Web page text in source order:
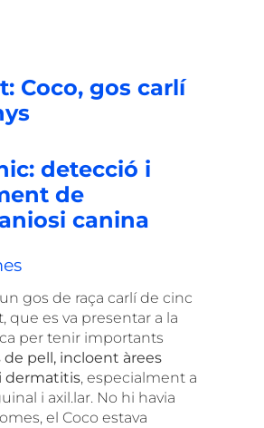
Coco, gos carlí
detecció i
de
canina
gos de raça carlí de cinc
que es va presentar a la
per tenir importants
pell, incloent àrees
dermatitis, especialment a
i axil.lar. No hi havia
el Coco estava